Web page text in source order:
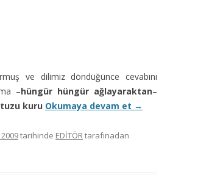
ve dilimiz döndüğünce cevabını
–hüngür hüngür ağlayaraktan–
kuru Okumaya devam et →
tarihinde EDİTÖRtarafınadan